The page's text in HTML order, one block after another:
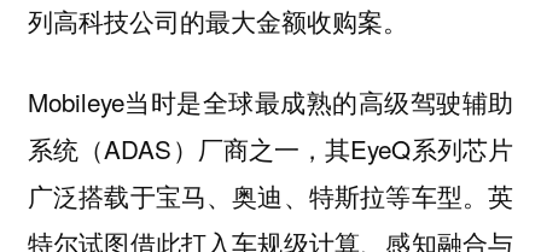
列高科技公司的最大金额收购案。
Mobileye当时是全球最成熟的高级驾驶辅助
系统（ADAS）厂商之一，其EyeQ系列芯片
广泛搭载于宝马、奥迪、特斯拉等车型。英
特尔试图借此打入车规级计算、感知融合与